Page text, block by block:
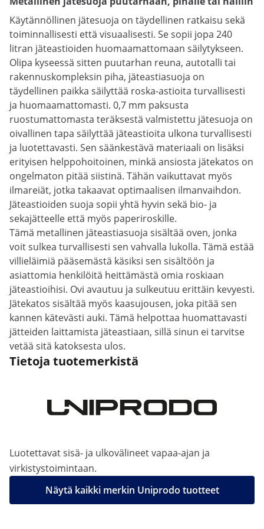
Käytännöllinen jätesuoja on täydellinen ratkaisu sekä
toiminnallisesti että visuaalisesti. Se sopii jopa 240
litran jäteastioiden huomaamattomaan säilytykseen.
Olipa kyseessä sitten puutarhan reuna, autotalli tai
rakennuskompleksin piha, jäteastiasuoja on
täydellinen paikka säilyttää roska-astioita turvallisesti
ja huomaamattomasti. 0,7 mm paksusta
ruostumattomasta teräksestä valmistettu jätesuoja on
oivallinen tapa säilyttää jäteastioita ulkona turvallisesti
ja luotettavasti. Sen säänkestävä materiaali on lisäksi
erityisen helppohoitoinen, minkä ansiosta jätekatos on
ongelmaton pitää siistinä. Tähän vaikuttavat myös
ilmareiät, jotka takaavat optimaalisen ilmanvaihdon.
Jäteastioiden suoja sopii yhtä hyvin sekä bio- ja
sekajätteelle että myös paperiroskille.
Tämä metallinen jäteastiasuoja sisältää oven, jonka
voit sulkea turvallisesti sen vahvalla lukolla. Tämä estää
villieläimiä pääsemästä käsiksi sen sisältöön ja
asiattomia henkilöitä heittämästä omia roskiaan
jäteastioihisi. Ovi avautuu ja sulkeutuu erittäin kevyesti.
Jätekatos sisältää myös kaasujousen, joka pitää sen
kannen kätevästi auki. Tämä helpottaa huomattavasti
jätteiden laittamista jäteastiaan, sillä sinun ei tarvitse
vetää sitä katoksesta ulos.
Tietoja tuotemerkistä
Luotettavat sisä- ja ulkovälineet vapaa-ajan ja
virkistystoimintaan.
Näytä kaikki merkin Uniprodo tuotteet